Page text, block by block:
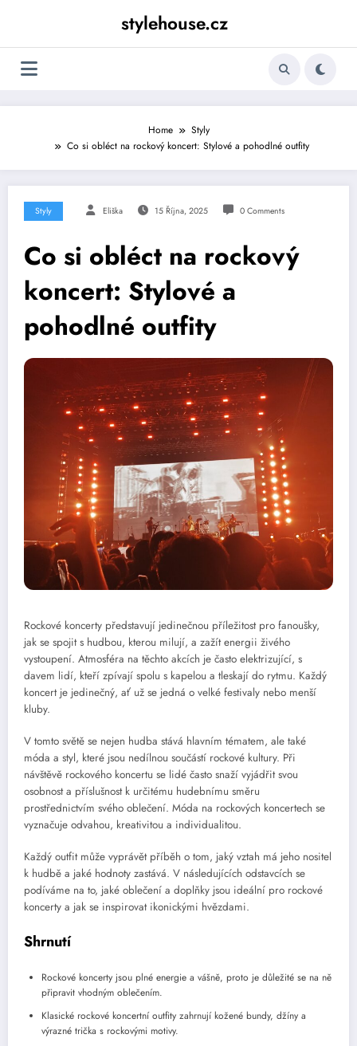
stylehouse.cz
Home
Styly
Co si obléct na rockový koncert: Stylové a pohodlné outfity
Styly Eliška 15 Října, 2025 0 Comments
Co si obléct na rockový
koncert: Stylové a
pohodlné outfity
Rockové koncerty představují jedinečnou příležitost pro fanoušky,
jak se spojit s hudbou, kterou milují, a zažít energii živého
vystoupení. Atmosféra na těchto akcích je často elektrizující, s
davem lidí, kteří zpívají spolu s kapelou a tleskají do rytmu. Každý
koncert je jedinečný, ať už se jedná o velké festivaly nebo menší
kluby.
V tomto světě se nejen hudba stává hlavním tématem, ale také
móda a styl, které jsou nedílnou součástí rockové kultury. Při
návštěvě rockového koncertu se lidé často snaží vyjádřit svou
osobnost a příslušnost k určitému hudebnímu směru
prostřednictvím svého oblečení. Móda na rockových koncertech se
vyznačuje odvahou, kreativitou a individualitou.
Každý outfit může vyprávět příběh o tom, jaký vztah má jeho nositel
k hudbě a jaké hodnoty zastává. V následujících odstavcích se
podíváme na to, jaké oblečení a doplňky jsou ideální pro rockové
koncerty a jak se inspirovat ikonickými hvězdami.
Shrnutí
Rockové koncerty jsou plné energie a vášně, proto je důležité se na ně
připravit vhodným oblečením.
Klasické rockové koncertní outfity zahrnují kožené bundy, džíny a
výrazné trička s rockovými motivy.